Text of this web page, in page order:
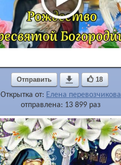
Отправить  18
Открытка от: Елена перевозчикова
отправлена: 13 899 раз